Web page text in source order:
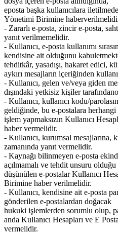
eposta başka kullanıcılara
Yönetimi Birimine haber
- Zararlı e-posta, zincir e-posta,
yanıt verilmemelidir.
- Kullanıcı, e-posta kullanımı
kendisine ait olduğunu kabul
tehditkâr, yasadışı, hakaret edici,
aykırı mesajların içeriğinden
- Kullanıcı, gelen ve/veya giden
dışındaki yetkisiz kişiler tarafından
- Kullanıcı, kullanıcı kodu/
geldiğinde, bu e-postalara
işlem yapmaksızın Kullanıcı
haber vermelidir.
- Kullanıcı, kurumsal mesajlarına,
zamanında yanıt vermelidir.
- Kaynağı bilinmeyen e-posta
açılmamalı ve tehdit unsuru olduğu
düşünülen e-postalar Kullanıcı
Birimine haber verilmelidir.
- Kullanıcı, kendisine ait e-posta
gönderilen e-postalardan doğacak
hukuki işlemlerden sorumlu olup,
anda Kullanıcı Hesapları ve E
vermelidir.